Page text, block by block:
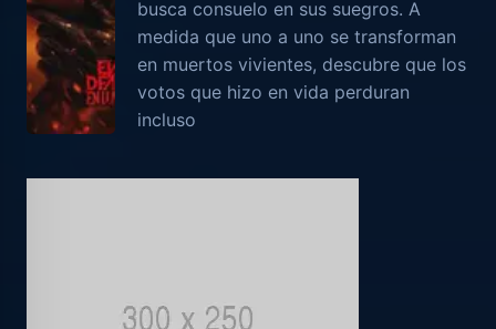
busca consuelo en sus suegros. A
medida que uno a uno se transforman
en muertos vivientes, descubre que los
votos que hizo en vida perduran
incluso